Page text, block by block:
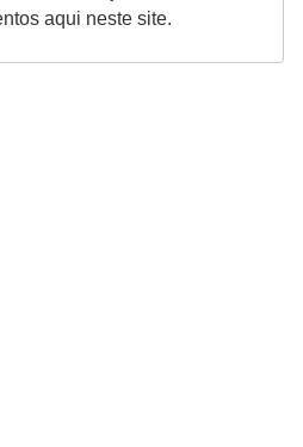
aqui neste site.